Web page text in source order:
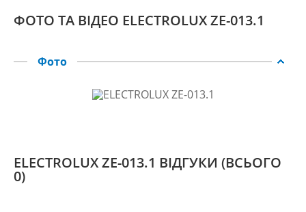
ФОТО ТА ВІДЕО ELECTROLUX ZE-013.1
Фото
ELECTROLUX ZE-013.1 ВІДГУКИ (ВСЬОГО
0)